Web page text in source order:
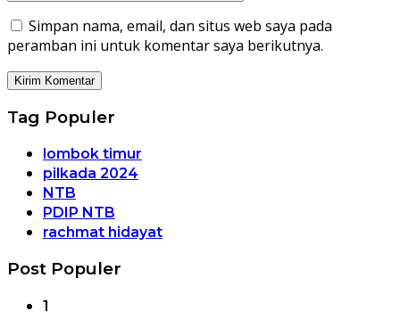
Simpan nama, email, dan situs web saya pada
peramban ini untuk komentar saya berikutnya.
Tag Populer
lombok timur
pilkada 2024
NTB
PDIP NTB
rachmat hidayat
Post Populer
1